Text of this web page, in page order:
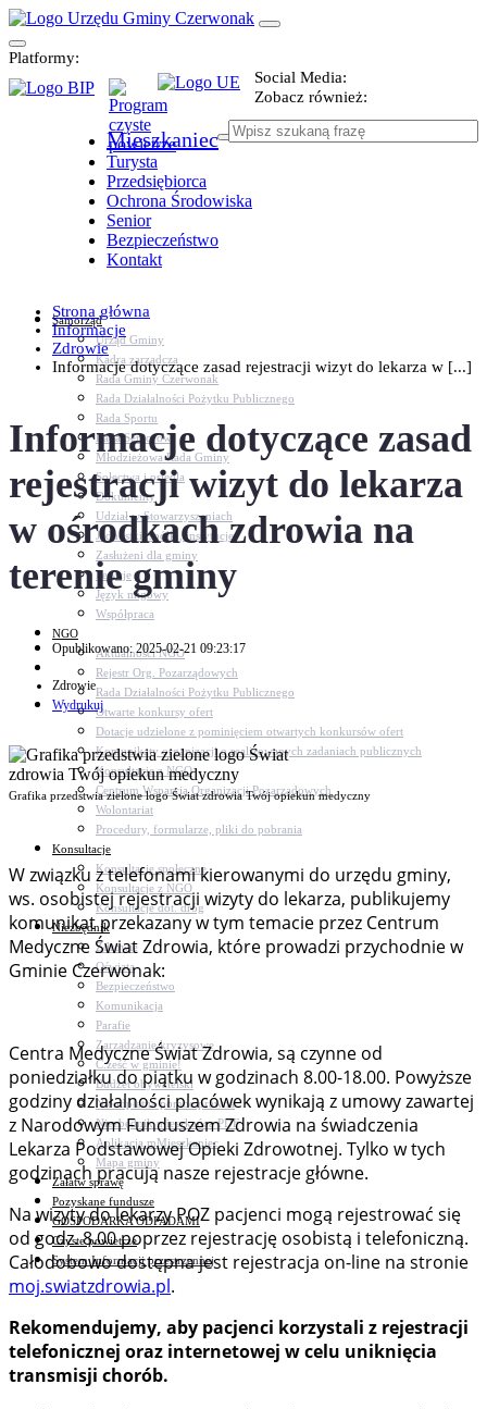
Platformy:
Social Media:
Zobacz również:
Mieszkaniec
Turysta
Przedsiębiorca
Ochrona Środowiska
Senior
Bezpieczeństwo
Kontakt
Samorząd
Urząd Gminy
Kadra zarządcza
Rada Gminy Czerwonak
Rada Działalności Pożytku Publicznego
Rada Sportu
Rada Seniorów
Młodzieżowa Rada Gminy
Sołectwa i osiedla
Dokumenty
Udział w Stowarzyszeniach
Jednostki, spółki, instytucje
Zasłużeni dla gminy
Petycje
Język migowy
Współpraca
NGO
Aktualności NGO
Rejestr Org. Pozarządowych
Rada Działalności Pożytku Publicznego
Otwarte konkursy ofert
Dotacje udzielone z pominięciem otwartych konkursów ofert
Komunikaty organizacji o realizowanych zadaniach publicznych
Konsultacje z NGO
Centrum Wsparcia Organizacji Pozarządowych
Wolontariat
Procedury, formularze, pliki do pobrania
Konsultacje
Konsultacje społeczne
Konsultacje z NGO
Konsultacje dot. dróg
Niezbędnik
Zdrowie
Oświata
Bezpieczeństwo
Komunikacja
Parafie
Zarządzanie kryzysowe
C.ześć w gminie!
Budżet obywatelski
Nieodpłatna pomoc prawna
Niezbędnik mieszkańca PDF
Aplikacja mMieszkaniec
Mapa gminy
Załatw sprawę
Pozyskane fundusze
GOSPODARKA ODPADAMI
Czyste powietrze
System Informacji przestrzennej
Strona główna
Informacje
Zdrowie
Informacje dotyczące zasad rejestracji wizyt do lekarza w [...]
Informacje dotyczące zasad
rejestracji wizyt do lekarza
w ośrodkach zdrowia na
terenie gminy
Opublikowano: 2025-02-21 09:23:17
Zdrowie
Wydrukuj
Grafika przedstwia zielone logo Świat zdrowia Twój opiekun medyczny
W związku z telefonami kierowanymi do urzędu gminy,
ws. osobistej rejestracji wizyty do lekarza, publikujemy
komunikat przekazany w tym temacie przez Centrum
Medyczne Świat Zdrowia, które prowadzi przychodnie w
Gminie Czerwonak:
Centra Medyczne Świat Zdrowia, są czynne od
poniedziałku do piątku w godzinach 8.00-18.00. Powyższe
godziny działalności placówek wynikają z umowy zawartej
z Narodowym Funduszem Zdrowia na świadczenia
Lekarza Podstawowej Opieki Zdrowotnej. Tylko w tych
godzinach pracują nasze rejestracje główne.
Na wizyty do lekarzy POZ pacjenci mogą rejestrować się
od godz. 8.00 poprzez rejestrację osobistą i telefoniczną.
Całodobowo dostępna jest rejestracja on-line na stronie
moj.swiatzdrowia.pl.
Rekomendujemy, aby pacjenci korzystali z rejestracji
telefonicznej oraz internetowej w celu uniknięcia
transmisji chorób.